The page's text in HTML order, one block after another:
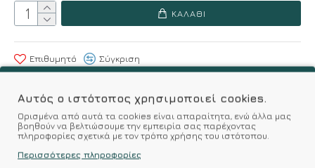
Σύμφωνα με 0 αξιολογήσεις. - Γράψτε μια κριτική
ΚΑΛΆΘΙ
Επιθυμητό Σύγκριση
Kalimeratzis Underwear : Προϊόντα Σχεδιασμένα για
Αυτός ο ιστότοπος χρησιμοποιεί cookies.
Ορισμένα από αυτά τα cookies είναι απαραίτητα, ενώ άλλα μας
βοηθούν να βελτιώσουμε την εμπειρία σας παρέχοντας
πληροφορίες σχετικά με τον τρόπο χρήσης του ιστότοπου.
Περισσότερες πληροφορίες